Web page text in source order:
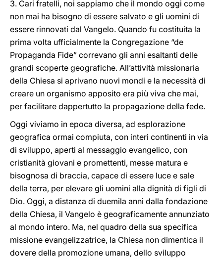
3. Cari fratelli, noi sappiamo che il mondo oggi come
non mai ha bisogno di essere salvato e gli uomini di
essere rinnovati dal Vangelo. Quando fu costituita la
prima volta ufficialmente la Congregazione “de
Propaganda Fide” correvano gli anni esaltanti delle
grandi scoperte geografiche. All’attività missionaria
della Chiesa si aprivano nuovi mondi e la necessità di
creare un organismo apposito era più viva che mai,
per facilitare dappertutto la propagazione della fede.
Oggi viviamo in epoca diversa, ad esplorazione
geografica ormai compiuta, con interi continenti in via
di sviluppo, aperti al messaggio evangelico, con
cristianità giovani e promettenti, messe matura e
bisognosa di braccia, capace di essere luce e sale
della terra, per elevare gli uomini alla dignità di figli di
Dio. Oggi, a distanza di duemila anni dalla fondazione
della Chiesa, il Vangelo è geograficamente annunziato
al mondo intero. Ma, nel quadro della sua specifica
missione evangelizzatrice, la Chiesa non dimentica il
dovere della promozione umana, dello sviluppo